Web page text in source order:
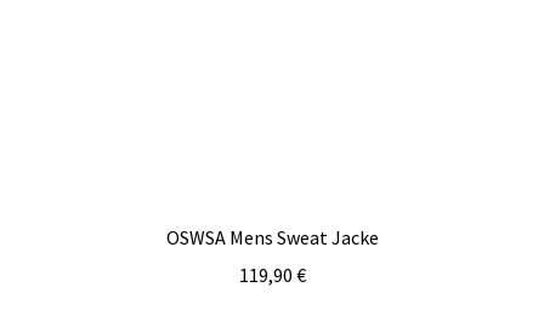
OSWSA Mens Sweat Jacke
119,90 €